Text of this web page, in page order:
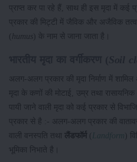
प्राप्त कर पा रहे हैं, साथ ही इस मृदा में
प्रकार की मिट्टी में जैविक और अजैविक
( humus ) के नाम से जाना जाता है।
अलग-अलग प्रकार की मृदा निर्माण में
मृदा के कणों की मोटाई, उम्र तथा
पायी जाने वाली मृदा को कई प्रकार से
प्रकार से है :- अलग-अलग प्रकार की
वाली वनस्पति तथा लैंडफॉर्म( Landform )
भूमिका निभाते है।